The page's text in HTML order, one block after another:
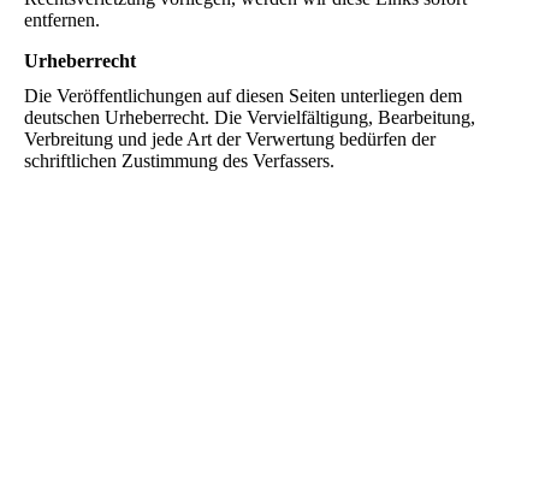
entfernen.
Urheberrecht
Die Veröffentlichungen auf diesen Seiten unterliegen dem
deutschen Urheberrecht. Die Vervielfältigung, Bearbeitung,
Verbreitung und jede Art der Verwertung bedürfen der
schriftlichen Zustimmung des Verfassers.